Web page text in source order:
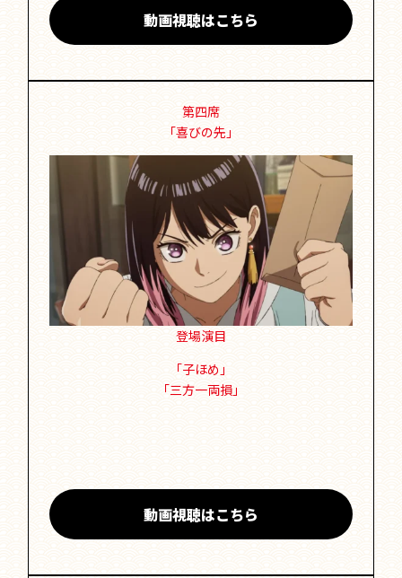
動画視聴はこちら
第四席
「喜びの先」
登場演目
「子ほめ」
「三方一両損」
動画視聴はこちら